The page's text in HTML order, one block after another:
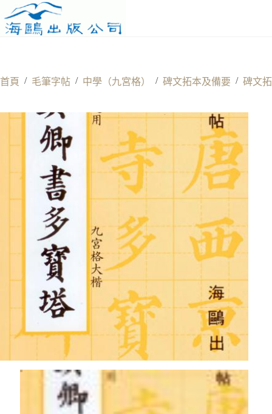
to
content
首頁 / 毛筆字帖 / 中學（九宮格） / 碑文拓本及備要 / 碑文